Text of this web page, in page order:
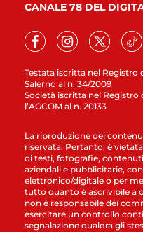
Testata iscritta nel Registro
Salerno al n. 34/2009
Società iscritta nel Registro
l’AGCOM al n. 20133
CANALE 78 DEL
La riproduzione dei
riservata. Pertanto, è
di testi, fotografie,
aziendali e pubblicitarie,
elettronico/digitale o per
tutto quanto è ascrivibile a
non è responsabile dei
esercitare un controllo
segnalazione qualora gli